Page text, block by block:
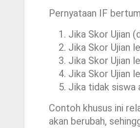
Pernyataan IF
Jika Skor Ujian
Jika Skor Ujian
Jika Skor Ujian
Jika Skor Ujian
Jika tidak siswa
Contoh khusus ini
akan berubah,